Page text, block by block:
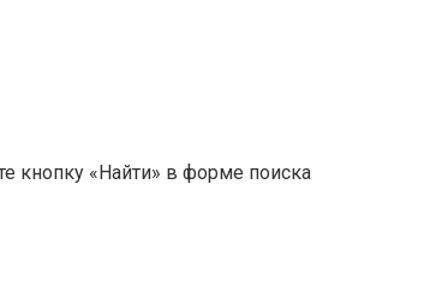
кнопку «Найти» в форме поиска